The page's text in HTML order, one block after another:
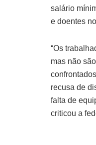
salário
e doentes
“Os
mas não
recusa de
falta de
criticou a